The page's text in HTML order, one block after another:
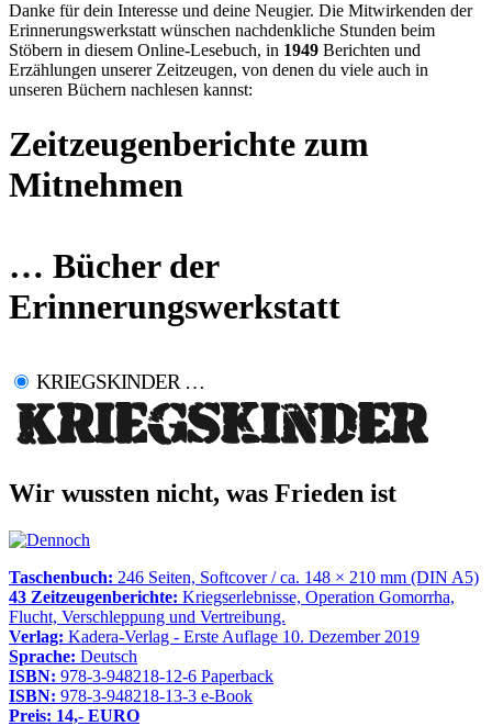
Danke für dein Interesse und deine Neugier. Die Mitwirkenden der
Erinnerungswerkstatt wünschen nachdenkliche Stunden beim
Stöbern in diesem Online-Lesebuch, in 1949 Berichten und
Erzählungen unserer Zeitzeugen, von denen du viele auch in
unseren Büchern nachlesen kannst:
Zeitzeugenberichte zum
Mitnehmen
… Bücher der
Erinnerungswerkstatt
KRIEGSKINDER …
Wir wussten nicht, was Frieden ist
Taschenbuch: 246 Seiten, Softcover / ca. 148 × 210 mm (DIN A5)
43 Zeitzeugenberichte: Kriegserlebnisse, Operation Gomorrha,
Flucht, Verschleppung und Vertreibung.
Verlag: Kadera-Verlag - Erste Auflage 10. Dezember 2019
Sprache: Deutsch
ISBN: 978-3-948218-12-6 Paperback
ISBN: 978-3-948218-13-3 e-Book
Preis: 14,- EURO